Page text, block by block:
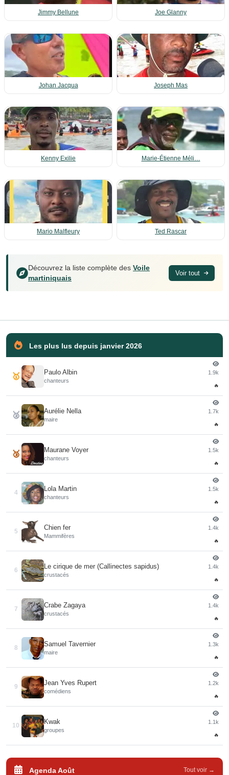
Jimmy Bellune Joe Glanny
Johan Jacqua Joseph Mas
Kenny Exilie Marie‑Étienne Méli…
Mario Malfleury Ted Rascar
Découvrez la liste complète des Voile
martiniquais
Voir tout
Les plus lus depuis janvier 2026
🥇 Paulo Albin
chanteurs
1.9k
🔥
🥈 Aurélie Nella
maire
1.7k
🔥
🥉 Maurane Voyer
chanteurs
1.5k
🔥
4
Lola Martin
chanteurs
1.5k
🔥
5
Chien fer
Mammifères
1.4k
🔥
6
Le cirique de mer (Callinectes sapidus)
crustacés
1.4k
🔥
7
Crabe Zagaya
crustacés
1.4k
🔥
8
Samuel Tavernier
maire
1.3k
🔥
9
Jean Yves Rupert
comédiens
1.2k
🔥
10
Kwak
groupes
1.1k
🔥
Agenda Août Tout voir →